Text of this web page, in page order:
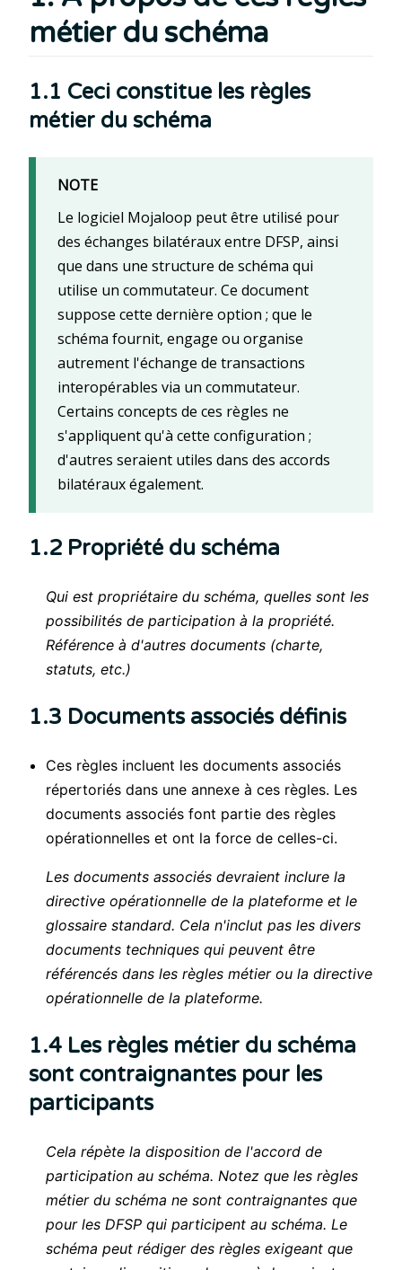
métier du schéma
1.1 Ceci constitue les règles
métier du schéma
NOTE
Le logiciel Mojaloop peut être utilisé pour
des échanges bilatéraux entre DFSP, ainsi
que dans une structure de schéma qui
utilise un commutateur. Ce document
suppose cette dernière option ; que le
schéma fournit, engage ou organise
autrement l'échange de transactions
interopérables via un commutateur.
Certains concepts de ces règles ne
s'appliquent qu'à cette configuration ;
d'autres seraient utiles dans des accords
bilatéraux également.
1.2 Propriété du schéma
Qui est propriétaire du schéma, quelles sont les
possibilités de participation à la propriété.
Référence à d'autres documents (charte,
statuts, etc.)
1.3 Documents associés définis
Ces règles incluent les documents associés
répertoriés dans une annexe à ces règles. Les
documents associés font partie des règles
opérationnelles et ont la force de celles-ci.
Les documents associés devraient inclure la
directive opérationnelle de la plateforme et le
glossaire standard. Cela n'inclut pas les divers
documents techniques qui peuvent être
référencés dans les règles métier ou la directive
opérationnelle de la plateforme.
1.4 Les règles métier du schéma
sont contraignantes pour les
participants
Cela répète la disposition de l'accord de
participation au schéma. Notez que les règles
métier du schéma ne sont contraignantes que
pour les DFSP qui participent au schéma. Le
schéma peut rédiger des règles exigeant que